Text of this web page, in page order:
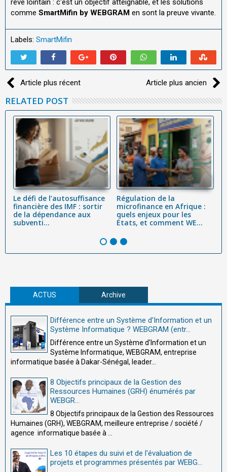
rêve lointain : c'est un objectif atteignable, et les solutions
comme SmartMifin by WEBGRAM en sont la preuve vivante.
Labels: SmartMifin
Article plus récent Article plus ancien
RELATED POST
Le défi de l’autosuffisance
financière des IMF : sortir
de la dépendance aux
subventi...
Régulation de la
microfinance en Afrique :
quels enjeux pour les
États, et comment WE...
ACTUS Archive
Différence entre un Système d'Information et un
Système Informatique ? WEBGRAM (entr...
Différence entre un Système d'Information et un
Système Informatique, WEBGRAM, entreprise
informatique basée à Dakar-Sénégal, leader...
8 Objectifs principaux de la Gestion des
Ressources Humaines (GRH) énumérés par
WEBGR...
8 Objectifs principaux de la Gestion des Ressources
Humaines (GRH), WEBGRAM, meilleure entreprise / société /
agence informatique basée à ...
Les 10 étapes du suivi et de l'évaluation de
projets et programmes présentés par WEBG...